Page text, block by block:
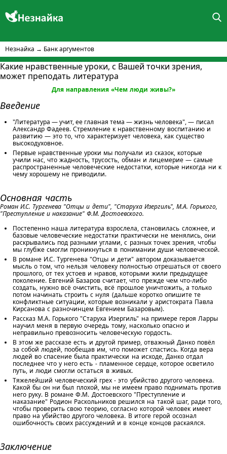
Незнайка → Банк аргументов
Какие нравственные уроки, с Вашей точки зрения,
может преподать литература
Для направления «Чем люди живы?»
Введение
"Литература — учит, ее главная тема — жизнь человека",— писал
Александр Фадеев. Стремление к нравственному воспитанию и
развитию— это то, что характеризует человека, как существо
высокодуховное.
Первые нравственные уроки мы получали из сказок, которые
учили нас, что жадность, трусость, обман и лицемерие — самые
распространенные человеческие недостатки, которые никогда ни к
чему хорошему не приводили.
Основная часть
Роман И.С. Тургенева "Отцы и дети", "Старуха Изергиль", М.А. Горького,
"Преступление и наказание" Ф.М. Достоевского.
Постепенно наша литература взрослела, становилась сложнее, и
базовые человеческие недостатки практически не менялись, они
раскрывались под разными углами, с разных точек зрения, чтобы
мы глубже смогли проникнуться в понимании души человеческой.
В романе И.С. Тургенева "Отцы и дети" автором доказывается
мысль о том, что нельзя человеку полностью отрешаться от своего
прошлого, от тех устоев и нравов, которыми жили предыдущее
поколение. Евгений Базаров считает, что прежде чем что-либо
создать, нужно всё очистить, всё прошлое уничтожить, а только
потом начинать строить с нуля (дальше коротко опишите те
конфликтные ситуации, которые возникали у аристократа Павла
Кирсанова с разночинцем Евгением Базаровым).
Рассказ М.А. Горького "Старуха Изергиль" на примере героя Ларры
научил меня в первую очередь тому, насколько опасно и
неправильно превозносить человеческую гордость.
В этом же рассказе есть и другой пример, отважный Данко повёл
за собой людей, пообещав им, что поможет спастись. Когда вера
людей во спасение была практически на исходе, Данко отдал
последнее что у него есть - пламенное сердце, которое осветило
путь, и люди смогли остаться в живых.
Тяжелейший человеческий грех - это убийство другого человека.
Какой бы он ни был плохой, мы не имеем право поднимать против
него руку. В романе Ф.М. Достоевского "Преступление и
наказание" Родион Раскольников решился на такой шаг, ради того,
чтобы проверить свою теорию, согласно которой человек имеет
право на убийство другого человека. В итоге герой осознал
ошибочность своих рассуждений и в конце концов раскаялся.
Заключение